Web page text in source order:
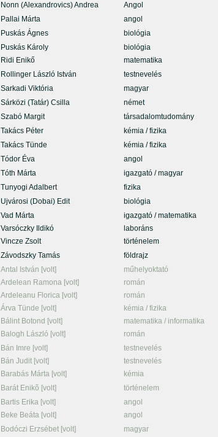
Nonn (Alexandrovics) Andrea Angol
Pallai Márta angol
Puskás Ágnes biológia
Puskás Károly biológia
Ridi Enikő matematika
Rollinger László István testnevelés
Sarkadi Viktória magyar
Sárközi (Tatár) Csilla német
Szabó Margit társadalomtudomány
Takács Péter kémia / fizika
Takács Tünde kémia / fizika
Tódor Éva angol
Tóth Márta igazgató / magyar
Tunyogi Adalbert fizika
Ujvárosi (Dobai) Edit biológia
Vad Márta igazgató / matematika
Varsóczky Ildikó laboráns
Vincze Zsolt történelem
Závodszky Tamás földrajz
Antal István [volt] műhelyoktató
Ardelean Ramona [volt] román
Ardeleanu Florica [volt] román
Árva Tünde [volt] kémia / fizika
Bálint Botond [volt] matematika / informatika
Balogh László [volt] román
Bán Imre [volt] testnevelés
Bán Judit [volt] testnevelés
Barabás Márta [volt] kémia
Barát Enikõ [volt] történelem
Bartis Erika [volt] angol
Beke Beáta [volt] angol
Bodóczi Erzsébet [volt] magyar